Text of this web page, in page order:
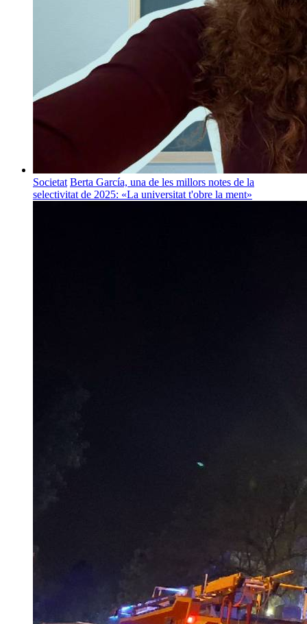
Societat Berta García, una de les millors notes de la
selectivitat de 2025: «La universitat t'obre la ment»